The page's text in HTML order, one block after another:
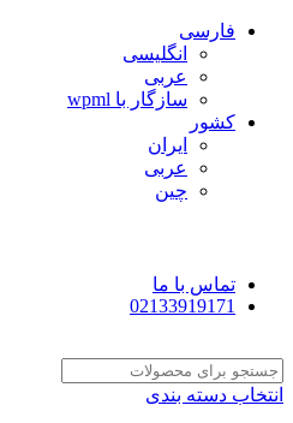
فارسی
انگلیسی
عربی
سازگار با wpml
کشور
ایران
عربی
چین
تماس با ما
02133919171
انتخاب دسته بندی